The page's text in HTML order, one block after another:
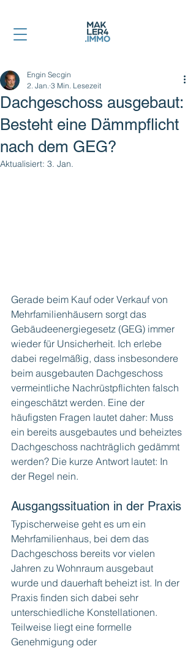
Dachgeschoss ausgebaut:
Besteht eine Dämmpflicht
nach dem GEG?
Engin Secgin
2. Jan. 3 Min. Lesezeit
Aktualisiert: 3. Jan.
Gerade beim Kauf oder Verkauf von
Mehrfamilienhäusern sorgt das
Gebäudeenergiegesetz (GEG) immer
wieder für Unsicherheit. Ich erlebe
dabei regelmäßig, dass insbesondere
beim ausgebauten Dachgeschoss
vermeintliche Nachrüstpflichten falsch
eingeschätzt werden. Eine der
häufigsten Fragen lautet daher: Muss
ein bereits ausgebautes und beheiztes
Dachgeschoss nachträglich gedämmt
werden? Die kurze Antwort lautet: In
der Regel nein.
Ausgangssituation in der Praxis
Typischerweise geht es um ein
Mehrfamilienhaus, bei dem das
Dachgeschoss bereits vor vielen
Jahren zu Wohnraum ausgebaut
wurde und dauerhaft beheizt ist. In der
Praxis finden sich dabei sehr
unterschiedliche Konstellationen.
Teilweise liegt eine formelle
Genehmigung oder